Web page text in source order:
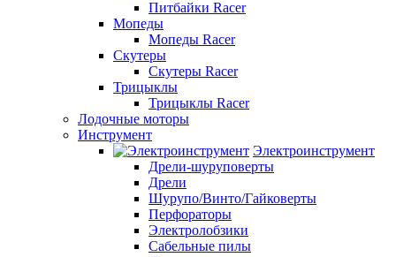
Питбайки Racer
Мопеды
Мопеды Racer
Скутеры
Скутеры Racer
Трицыклы
Трицыклы Racer
Лодочные моторы
Инструмент
Электроинструмент
Дрели-шуруповерты
Дрели
Шурупо/Винто/Гайковерты
Перфораторы
Электролобзики
Сабельные пилы